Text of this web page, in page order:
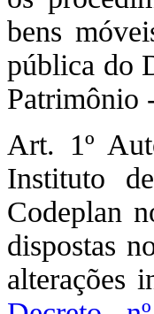
bens
pública do
Patrimônio
Art. 1º
Instituto
Codeplan
dispostas
alterações